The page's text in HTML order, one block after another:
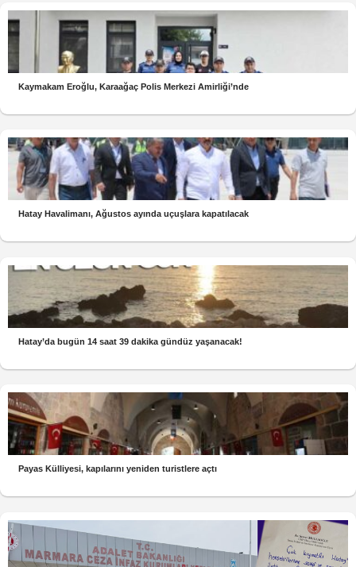
Kaymakam Eroğlu, Karaağaç Polis Merkezi Amirliği’nde
Hatay Havalimanı, Ağustos ayında uçuşlara kapatılacak
Hatay’da bugün 14 saat 39 dakika gündüz yaşanacak!
Payas Külliyesi, kapılarını yeniden turistlere açtı